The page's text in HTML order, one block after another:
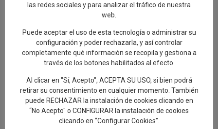
las Letras como una nueva ruta turística
que une cerámica y literatura
2.08.2026
Delgado destaca la unión entre la cerámica
y la tauromaquia con la presentación de un
1.08.2026
El Paseo de las Letras se completa con 17
murales cerámicos con obras literarias que
hacen referencia a Talavera
las redes sociales y para analizar el tráfico de nuestra
web.
Puede aceptar el uso de esta tecnología o administrar su
configuración y poder rechazarla, y así controlar
completamente qué información se recopila y gestiona a
través de los botones habilitados al efecto.
Al clicar en "Sí, Acepto", ACEPTA SU USO, si bien podrá
retirar su consentimiento en cualquier momento. También
puede RECHAZAR la instalación de cookies clicando en
“No Acepto" o CONFIGURAR la instalación de cookies
clicando en “Configurar Cookies”.